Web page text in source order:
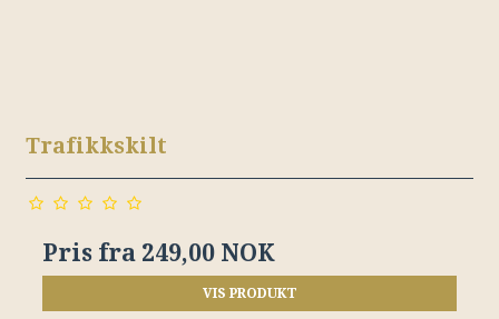
Trafikkskilt
Pris fra 249,00 NOK
VIS PRODUKT